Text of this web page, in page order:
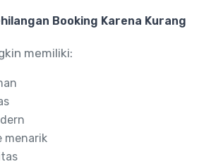
Booking Karena Kurang
memiliki:
menarik